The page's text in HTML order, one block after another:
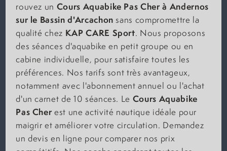
rouvez un Cours Aquabike Pas Cher à Andernos
sur le Bassin d'Arcachon sans compromettre la
qualité chez KAP CARE Sport. Nous proposons
des séances d'aquabike en petit groupe ou en
cabine individuelle, pour satisfaire toutes les
préférences. Nos tarifs sont très avantageux,
notamment avec l'abonnement annuel ou l'achat
d'un carnet de 10 séances. Le Cours Aquabike
Pas Cherest une activité nautique idéale pour
maigrir et améliorer votre circulation. Demandez
un devis en ligne pour comparer nos prix